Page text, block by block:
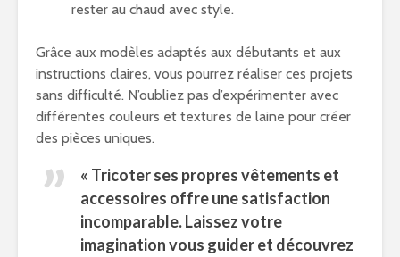
rester au chaud avec style.
Grâce aux modèles adaptés aux débutants et aux
instructions claires, vous pourrez réaliser ces projets
sans difficulté. N’oubliez pas d’expérimenter avec
différentes couleurs et textures de laine pour créer
des pièces uniques.
« Tricoter ses propres vêtements et
accessoires offre une satisfaction
incomparable. Laissez votre
imagination vous guider et découvrez